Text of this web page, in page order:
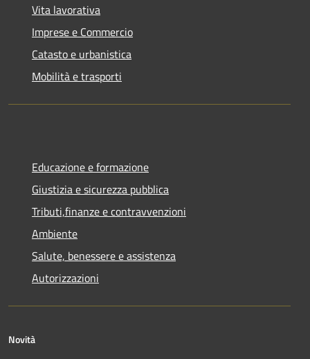
Vita lavorativa
Imprese e Commercio
Catasto e urbanistica
Mobilità e trasporti
Educazione e formazione
Giustizia e sicurezza pubblica
Tributi,finanze e contravvenzioni
Ambiente
Salute, benessere e assistenza
Autorizzazioni
Novità